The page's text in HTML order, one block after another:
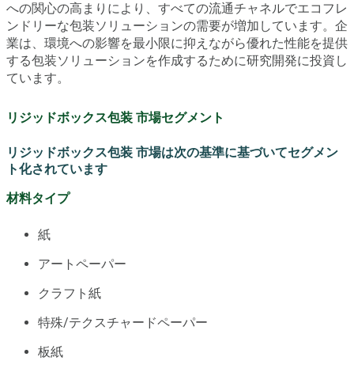
への関心の高まりにより、すべての流通チャネルでエコフレ
ンドリーな包装ソリューションの需要が増加しています。企
業は、環境への影響を最小限に抑えながら優れた性能を提供
する包装ソリューションを作成するために研究開発に投資し
ています。
リジッドボックス包装 市場セグメント
リジッドボックス包装 市場は次の基準に基づいてセグメン
ト化されています
材料タイプ
紙
アートペーパー
クラフト紙
特殊/テクスチャードペーパー
板紙